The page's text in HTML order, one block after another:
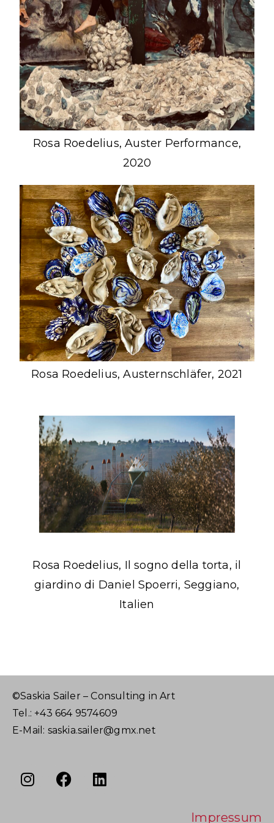
Rosa Roedelius, Auster Performance,
2020
Rosa Roedelius, Austernschläfer, 2021
Rosa Roedelius, Il sogno della torta, il
giardino di Daniel Spoerri, Seggiano,
Italien
©Saskia Sailer – Consulting in Art
Tel.: +43 664 9574609
E-Mail: saskia.sailer@gmx.net
Impressum